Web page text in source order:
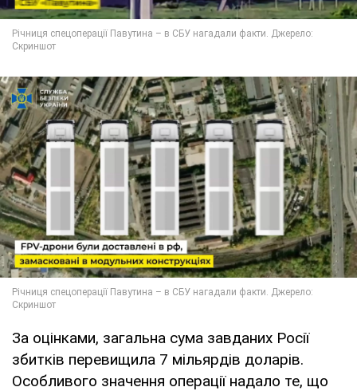
За оцінками, загальна сума завданих Росії
збитків перевищила 7 мільярдів доларів.
Особливого значення операції надало те, що